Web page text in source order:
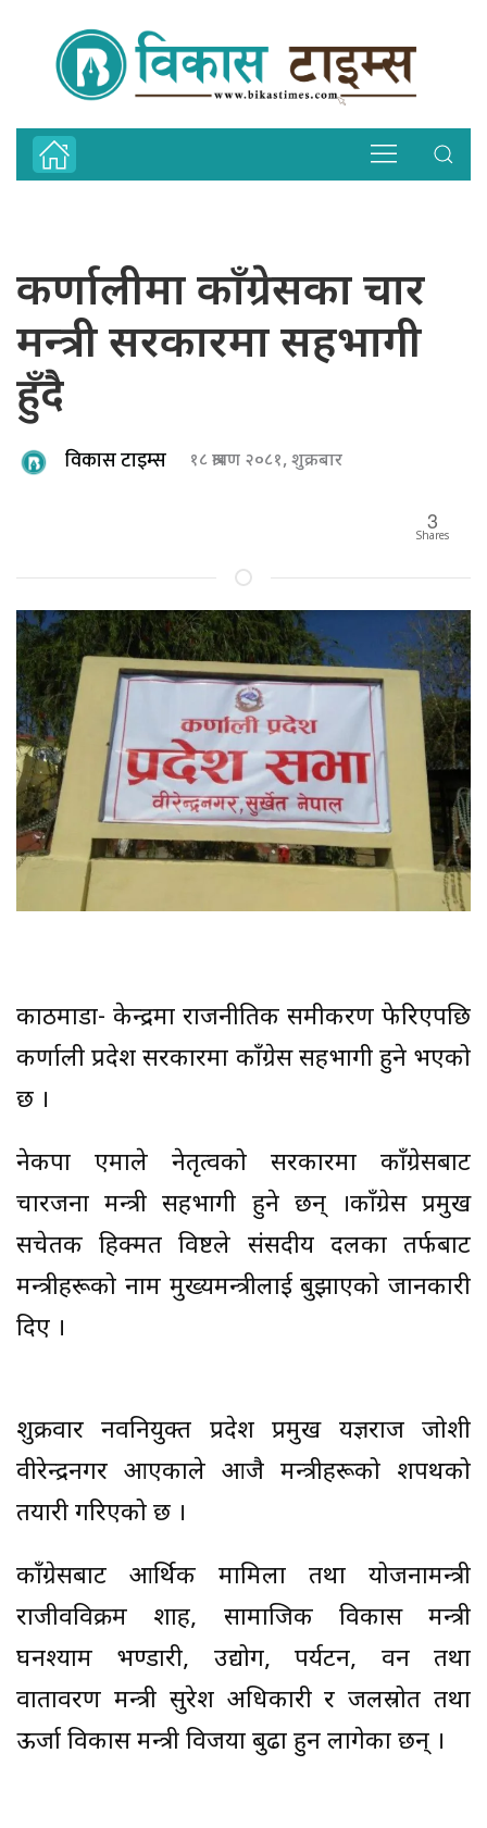
कर्णालीमा काँग्रेसका चार
मन्त्री सरकारमा सहभागी
हुँदै
विकास टाइम्स १८ श्रावण २०८१, शुक्रबार
3
Shares
काठमाडौँ- केन्द्रमा राजनीतिक समीकरण फेरिएपछि
कर्णाली प्रदेश सरकारमा काँग्रेस सहभागी हुने भएको
छ ।
नेकपा एमाले नेतृत्वको सरकारमा काँग्रेसबाट
चारजना मन्त्री सहभागी हुने छन् ।काँग्रेस प्रमुख
सचेतक हिक्मत विष्टले संसदीय दलका तर्फबाट
मन्त्रीहरूको नाम मुख्यमन्त्रीलाई बुझाएको जानकारी
दिए ।
शुक्रवार नवनियुक्त प्रदेश प्रमुख यज्ञराज जोशी
वीरेन्द्रनगर आएकाले आजै मन्त्रीहरूको शपथको
तयारी गरिएको छ ।
काँग्रेसबाट आर्थिक मामिला तथा योजनामन्त्री
राजीवविक्रम शाह, सामाजिक विकास मन्त्री
घनश्याम भण्डारी, उद्योग, पर्यटन, वन तथा
वातावरण मन्त्री सुरेश अधिकारी र जलस्रोत तथा
ऊर्जा विकास मन्त्री विजया बुढा हुन लागेका छन् ।